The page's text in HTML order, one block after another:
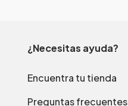
¿Necesitas ayuda?
Encuentra tu tienda
Preguntas frecuentes